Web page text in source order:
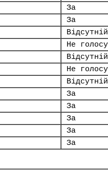
За
За
Відсутній
Не
Відсутній
Не
Відсутній
За
За
За
За
За